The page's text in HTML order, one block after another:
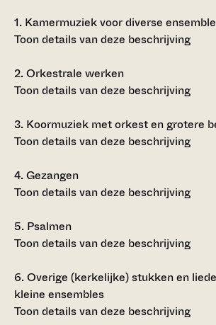
1. Kamermuziek voor diverse
Toon details van deze beschrijving
2.Orkestrale werken
Toon details van deze beschrijving
3. Koormuziek met orkest en grotere
Toon details van deze beschrijving
4.Gezangen
Toon details van deze beschrijving
5. Psalmen
Toon details van deze beschrijving
6.Overige (kerkelijke) stukken en
kleine ensembles
Toon details van deze beschrijving